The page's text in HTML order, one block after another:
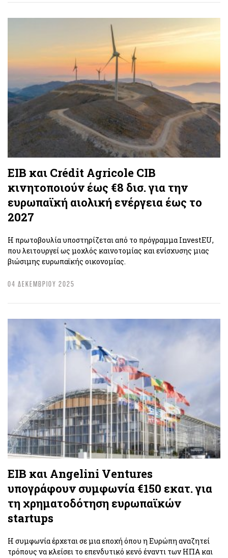
EIB και Crédit Agricole CIB
κινητοποιούν έως €8 δισ. για την
ευρωπαϊκή αιολική ενέργεια έως το
2027
Η πρωτοβουλία υποστηρίζεται από το πρόγραμμα InvestEU,
που λειτουργεί ως μοχλός καινοτομίας και ενίσχυσης μιας
βιώσιμης ευρωπαϊκής οικονομίας.
04 ΔΕΚΕΜΒΡΙΟΥ 2025
EIB και Angelini Ventures
υπογράφουν συμφωνία €150 εκατ. για
τη χρηματοδότηση ευρωπαϊκών
startups
Η συμφωνία έρχεται σε μια εποχή όπου η Ευρώπη αναζητεί
τρόπους να κλείσει το επενδυτικό κενό έναντι των ΗΠΑ και